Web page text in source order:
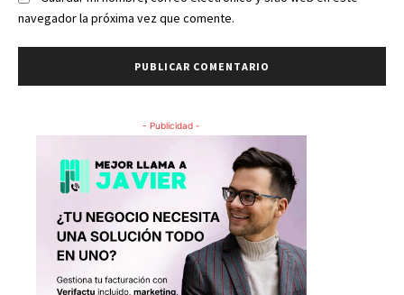
navegador la próxima vez que comente.
- Publicidad -